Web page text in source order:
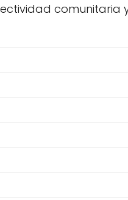
comunitaria